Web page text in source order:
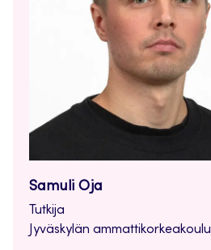
Samuli Oja
Tutkija
Jyväskylän ammattikorkeakoulu